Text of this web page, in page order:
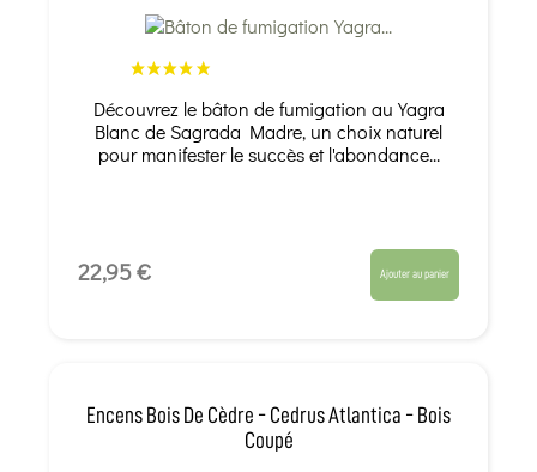
Découvrez le bâton de fumigation au Yagra
Blanc de Sagrada Madre, un choix naturel
pour manifester le succès et l'abondance...
22,95 € Ajouter au panier
Encens Bois De Cèdre - Cedrus Atlantica - Bois
Coupé